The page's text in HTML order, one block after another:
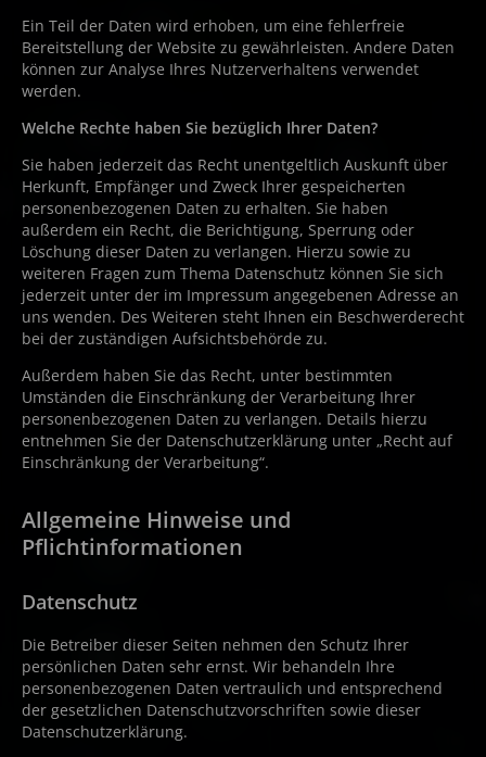
Ein Teil der Daten wird erhoben, um eine fehlerfreie
Bereitstellung der Website zu gewährleisten. Andere Daten
können zur Analyse Ihres Nutzerverhaltens verwendet
werden.
Welche Rechte haben Sie bezüglich Ihrer Daten?
Sie haben jederzeit das Recht unentgeltlich Auskunft über
Herkunft, Empfänger und Zweck Ihrer gespeicherten
personenbezogenen Daten zu erhalten. Sie haben
außerdem ein Recht, die Berichtigung, Sperrung oder
Löschung dieser Daten zu verlangen. Hierzu sowie zu
weiteren Fragen zum Thema Datenschutz können Sie sich
jederzeit unter der im Impressum angegebenen Adresse an
uns wenden. Des Weiteren steht Ihnen ein Beschwerderecht
bei der zuständigen Aufsichtsbehörde zu.
Außerdem haben Sie das Recht, unter bestimmten
Umständen die Einschränkung der Verarbeitung Ihrer
personenbezogenen Daten zu verlangen. Details hierzu
entnehmen Sie der Datenschutzerklärung unter „Recht auf
Einschränkung der Verarbeitung“.
Allgemeine Hinweise und
Pflichtinformationen
Datenschutz
Die Betreiber dieser Seiten nehmen den Schutz Ihrer
persönlichen Daten sehr ernst. Wir behandeln Ihre
personenbezogenen Daten vertraulich und entsprechend
der gesetzlichen Datenschutzvorschriften sowie dieser
Datenschutzerklärung.